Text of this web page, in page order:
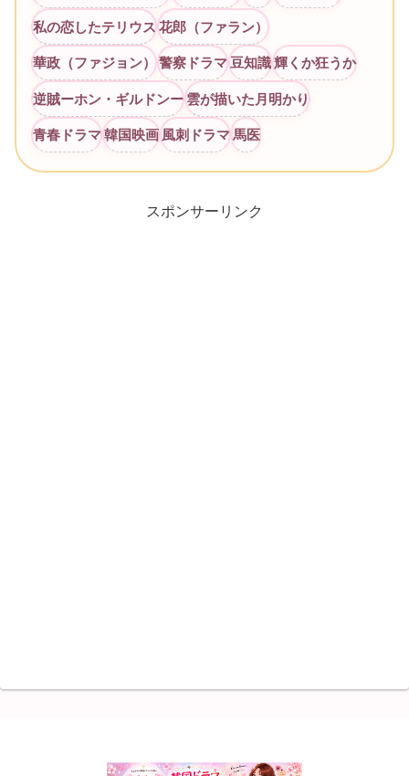
私の恋したテリウス 花郎（ファラン）
華政（ファジョン） 警察ドラマ 豆知識 輝くか狂うか
逆賊ーホン・ギルドンー 雲が描いた月明かり
青春ドラマ 韓国映画 風刺ドラマ 馬医
スポンサーリンク